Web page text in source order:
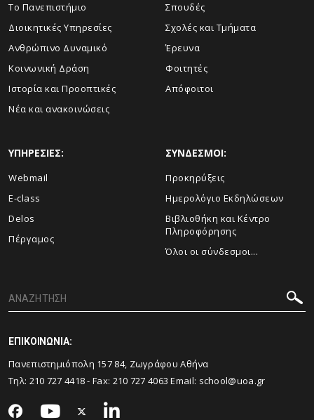
Το Πανεπιστήμιο
Διοικητικές Υπηρεσίες
Ανθρώπινο Δυναμικό
Κοινωνική Δράση
Ιστορία και Προοπτικές
Νέα και ανακοινώσεις
Σπουδές
Σχολές και Τμήματα
Έρευνα
Φοιτητές
Απόφοιτοι
ΥΠΗΡΕΣΙΕΣ:
Webmail
E-class
Delos
Πέργαμος
ΣΥΝΔΕΣΜΟΙ:
Προκηρύξεις
Ημερολόγιο Εκδηλώσεων
Βιβλιοθήκη και Κέντρο
Πληροφόρησης
Όλοι οι σύνδεσμοι...
ΕΠΙΚΟΙΝΩΝΙΑ:
Πανεπιστημιόπολη 157 84, Ζωγράφου Αθήνα
Τηλ: 210 727 4418- Fax: 210 727 4063 Email: school@uoa.gr